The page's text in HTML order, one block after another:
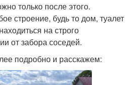
только после этого.
строение, будь то дом, туалет
на строго
от забора соседей.
подробно и расскажем: